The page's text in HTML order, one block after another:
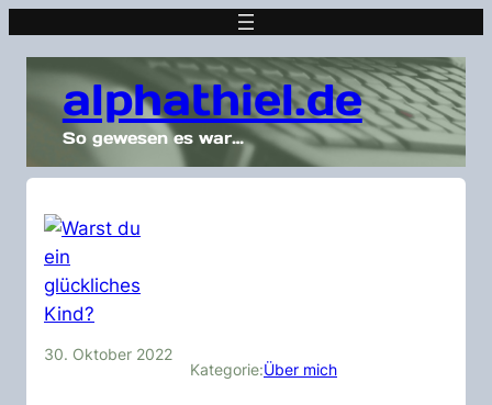
alphathiel.de
So gewesen es war…
30. Oktober 2022
Kategorie:Über mich